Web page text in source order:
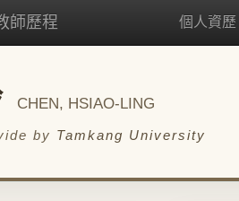
師歷程 個人資歷
CHEN, HSIAO-LING
by Tamkang University